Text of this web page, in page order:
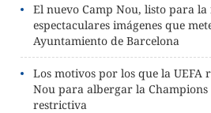
El nuevo Camp Nou, listo para
espectaculares imágenes que
Ayuntamiento de Barcelona
Los motivos por los que la UEFA
Nou para albergar la
restrictiva